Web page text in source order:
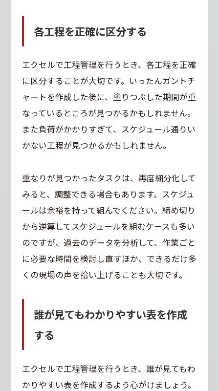
各工程を正確に区分する
エクセルで工程管理を行うとき、各工程を正確
に区分することが大切です。いったんガントチ
ャートを作成した後に、塗りつぶした期間が重
なっているところが見つかるかもしれません。
また負荷がかかりすぎて、スケジュール通りい
かない工程が見つかるかもしれません。
重なりが見つかったタスクは、再度細分化して
みると、調整できる場合もあります。スケジュ
ールは余裕を持って組んでください。締め切り
から逆算してスケジュールを組むケースも多い
のですが、過去のデータを分析して、作業ごと
に必要な時間を検討し直すほか、できるだけ多
くの現場の声を拾い上げることも大切です。
誰が見てもわかりやすい表を作成
する
エクセルで工程管理を行うとき、誰が見てもわ
かりやすい表を作成するよう心がけましょう。